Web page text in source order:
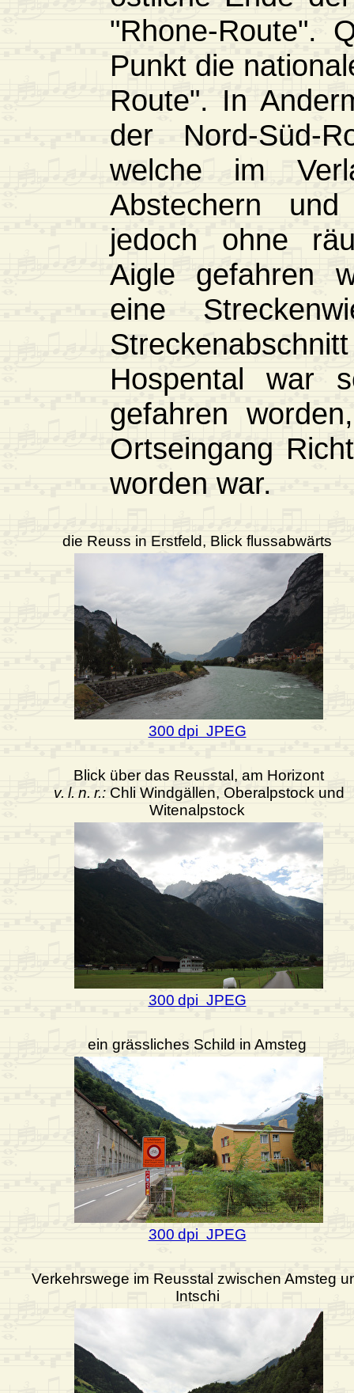
"Rhone-Route".
Punkt die
Route". In
der Nord-Süd-
welche im
Abstechern und
jedoch ohne
Aigle gefahren
eine
Hospental war
gefahren
Ortseingang
worden war.
die Reuss in Erstfeld, Blick flussabwärts
300 dpi JPEG
Blick über das Reusstal, am Horizont
v. l. n. r.:Chli Windgällen, Oberalpstock und
Witenalpstock
300 dpi JPEG
ein grässliches Schild in Amsteg
300 dpi JPEG
Verkehrswege im Reusstal zwischen Amsteg
Intschi